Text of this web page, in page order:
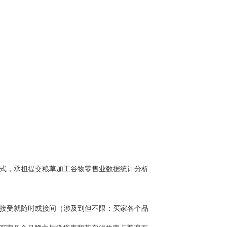
，承担提交粮草加工谷物零售业数据统计分析
受就随时或接间（涉及到但不限：买家各个品